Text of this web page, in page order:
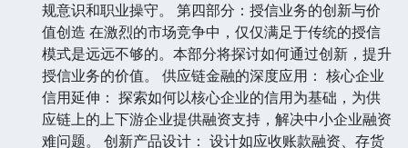
规意识和职业操守。 第四部分：授信业务的创新与价
值创造 在激烈的市场竞争中，仅仅满足于传统的授信
模式是远远不够的。本部分将探讨如何通过创新，提升
授信业务的价值。 供应链金融的深度应用： 核心企业
信用延伸： 探索如何以核心企业的信用为基础，为供
应链上的上下游企业提供融资支持，解决中小企业融资
难问题。 创新产品设计： 设计如应收账款融资、存货